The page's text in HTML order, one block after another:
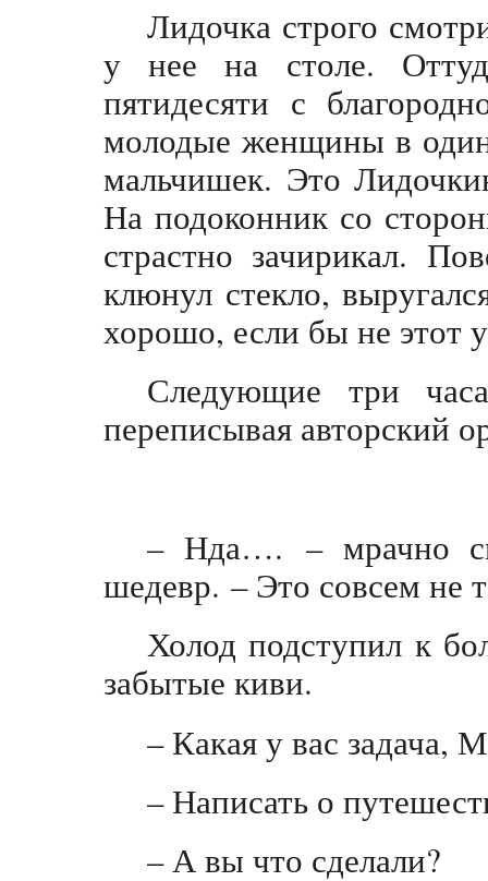
Лидочка строго
у нее на столе.
пятидесяти с
молодые женщины в
мальчишек. Это
На подоконник со
страстно зачирикал.
клюнул стекло,
хорошо, если бы не этот
Следующие три
переписывая авторский
– Нда…. – мрачно
шедевр. – Это совсем не
Холод подступил к
забытые киви.
– Какая у вас задача,
– Написать о
– А вы что сделали?